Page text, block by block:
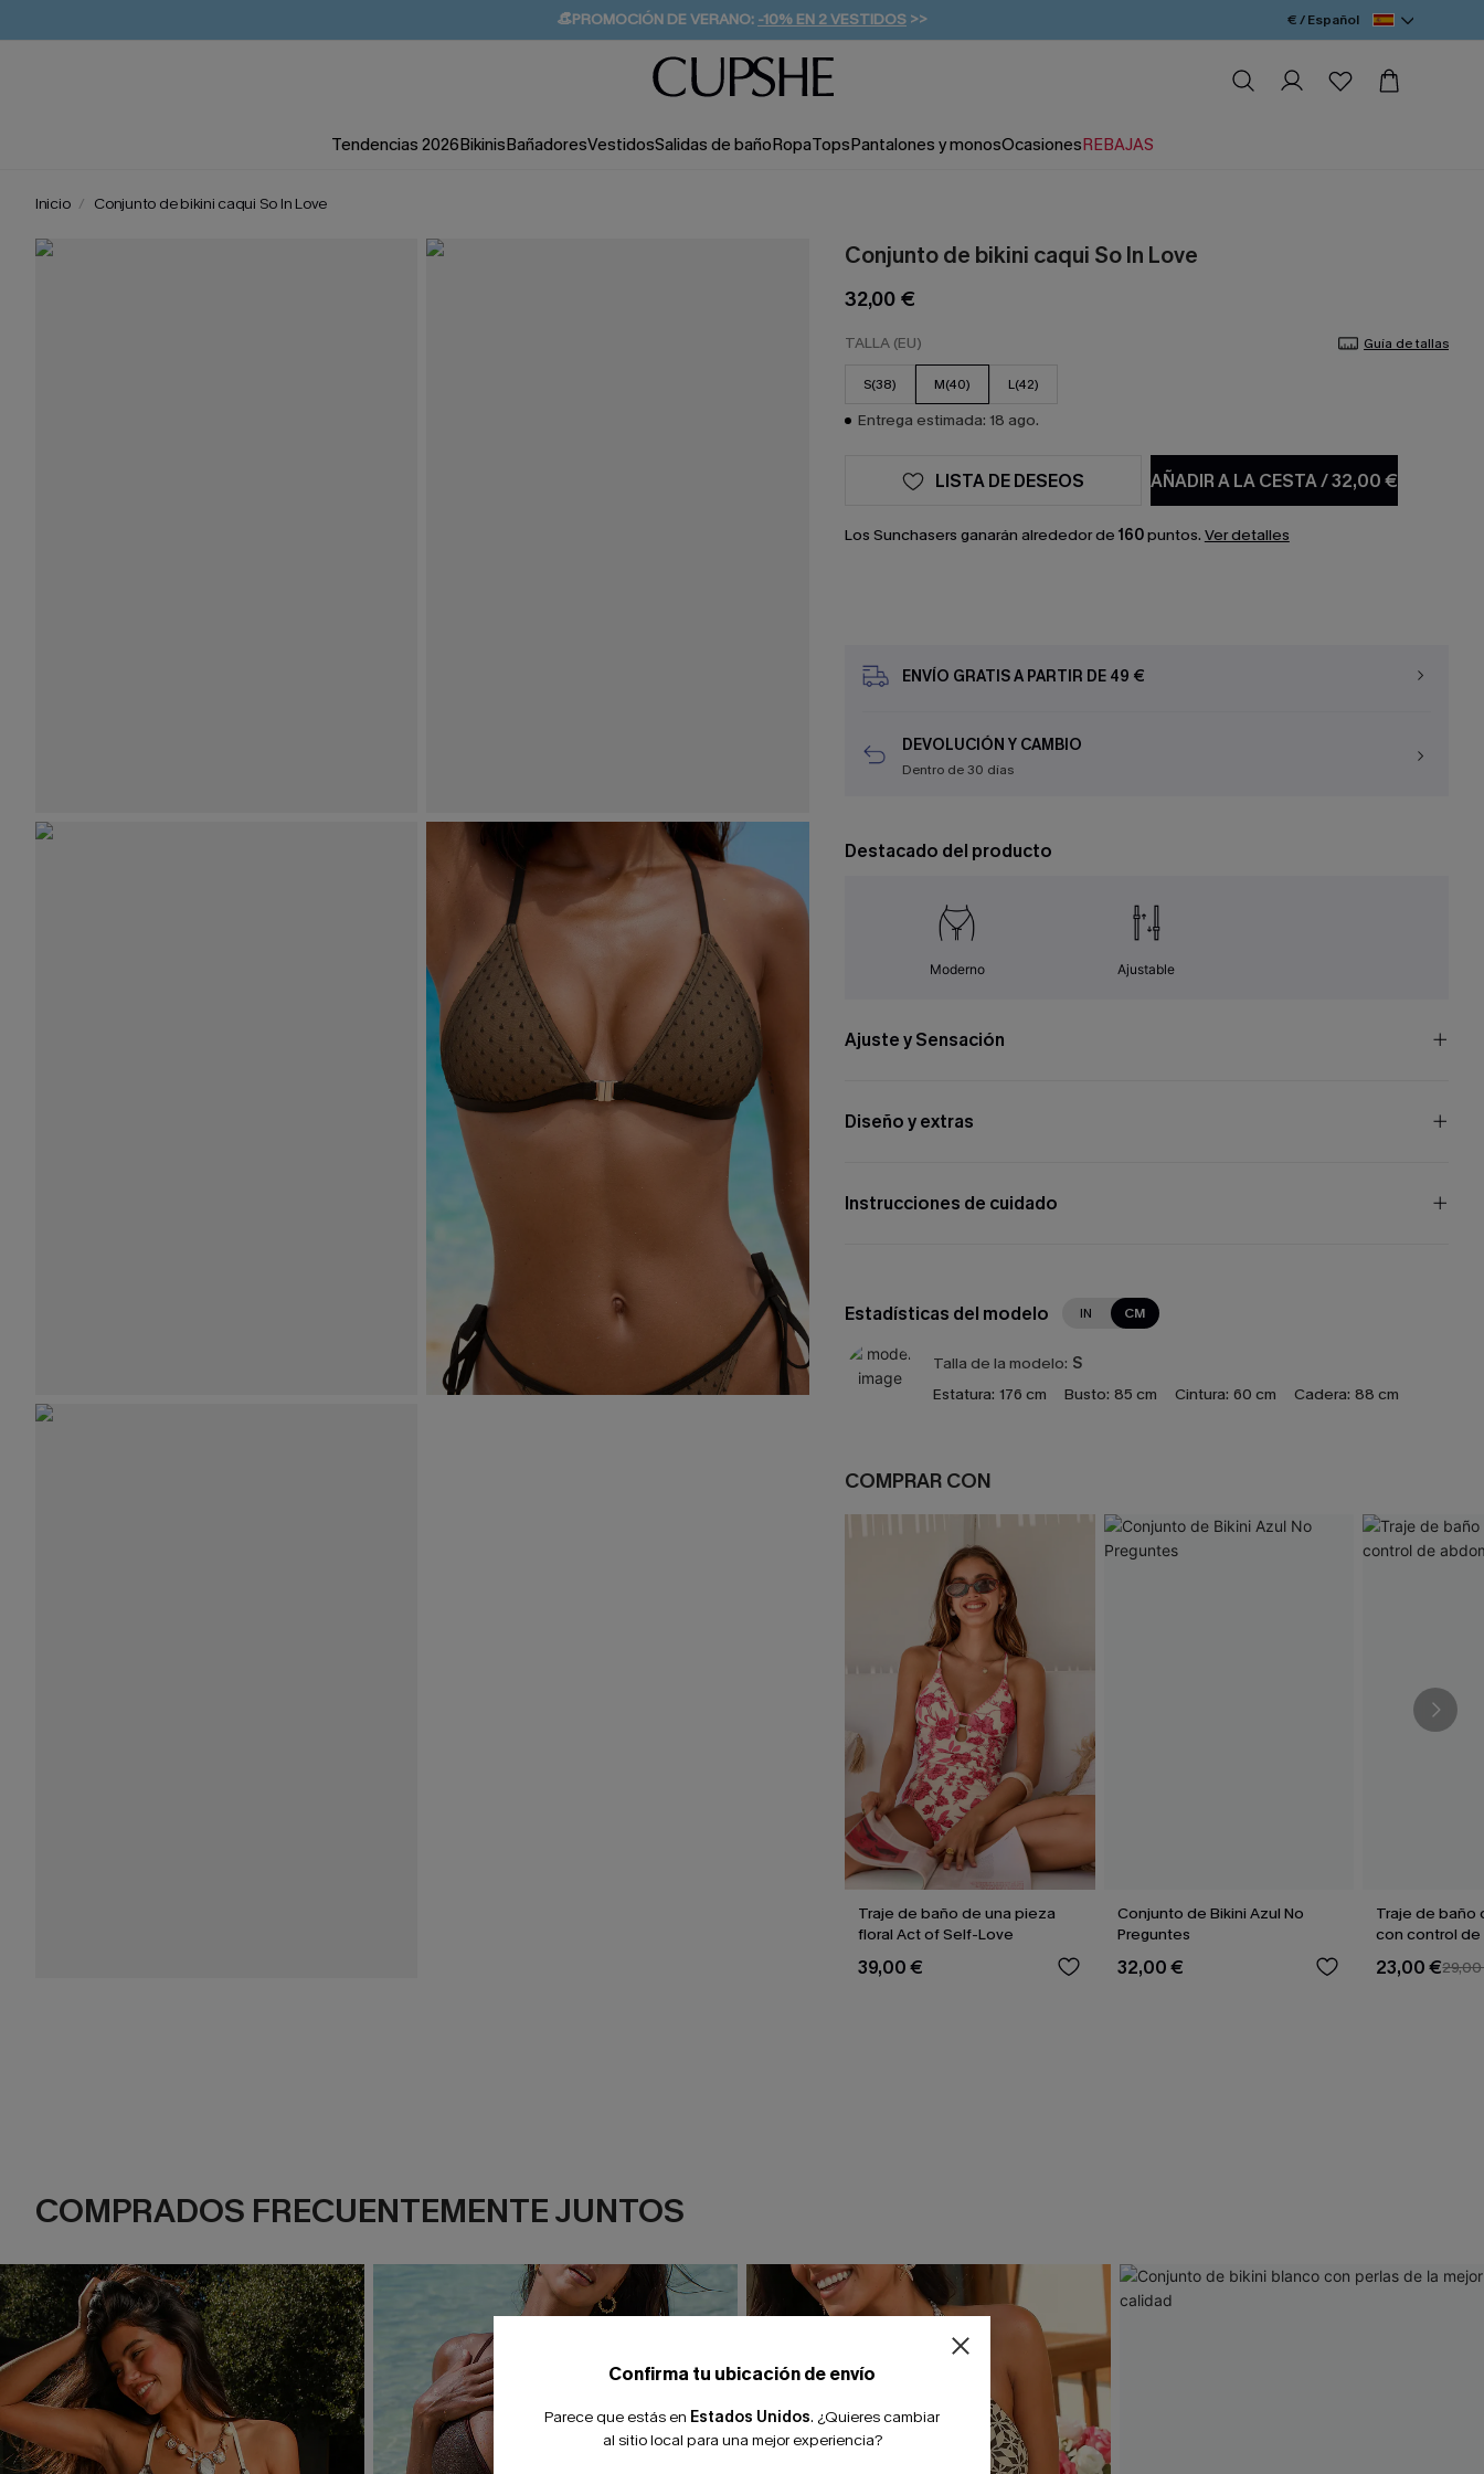
👒PROMOCIÓN DE VERANO: -10% EN 2 VESTIDOS >>
💌¡SUSCRIBIRSE & GANAR -10% EXTRA!
🚚ENVÍO GRATUITO A PARTIR DE 49 € >>
€ / Español
Tendencias 2026BikinisBañadoresVestidosSalidas de bañoRopaTopsPantalones y monosOcasionesREBAJAS
Inicio Conjunto de bikini caqui So In Love
Conjunto de bikini caqui So In Love
32,00 €
TALLA (EU) Guía de tallas
S(38) M(40) L(42)
Entrega estimada: 18 ago.
AÑADIR A LA CESTA/32,00 €
LISTA DE DESEOS
Los Sunchasers ganarán alrededor de 160puntos. Ver detalles
ENVÍO GRATIS A PARTIR DE 49 €
DEVOLUCIÓN Y CAMBIO
Dentro de 30 días
Destacado del producto
Moderno Ajustable
Ajuste y Sensación
Diseño y extras
Instrucciones de cuidado
Estadísticas del modelo IN CM
Talla de la modelo: S
Estatura: 176 cm Busto: 85 cm Cintura: 60 cm Cadera: 88 cm
COMPRAR CON
Traje de baño de una pieza
floral Act of Self-Love
39,00 €
Conjunto de Bikini Azul No
Preguntes
32,00 €
Traje de baño
con control
Sienna Sun
23,00 €
COMPRADOS FRECUENTEMENTE JUNTOS
Confirma tu ubicación de envío
Parece que estás en Estados Unidos. ¿Quieres cambiar
al sitio local para una mejor experiencia?
-10% extra sin compra mínima